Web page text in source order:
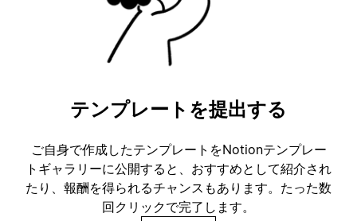
テンプレートを提出する
ご自身で作成したテンプレートをNotionテンプレー
トギャラリーに公開すると、おすすめとして紹介され
たり、報酬を得られるチャンスもあります。たった数
回クリックで完了します。